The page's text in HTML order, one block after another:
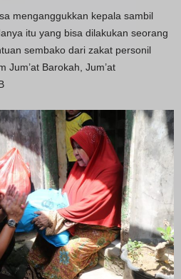
menganggukkan kepala sambil
itu yang bisa dilakukan seorang
sembako dari zakat personil
Jum’at Barokah, Jum’at